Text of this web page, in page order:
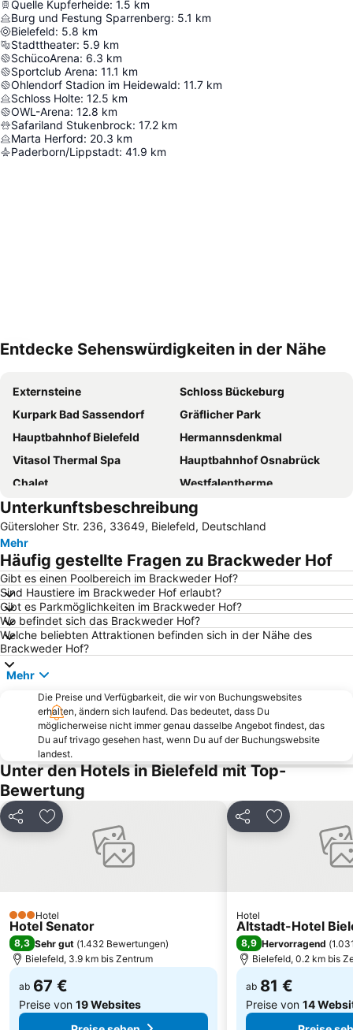
Quelle Kupferheide: 1.5 km
Burg und Festung Sparrenberg: 5.1 km
Bielefeld: 5.8 km
Stadttheater: 5.9 km
SchücoArena: 6.3 km
Sportclub Arena: 11.1 km
Ohlendorf Stadion im Heidewald: 11.7 km
Schloss Holte: 12.5 km
OWL-Arena: 12.8 km
Safariland Stukenbrock: 17.2 km
Marta Herford: 20.3 km
Paderborn/Lippstadt: 41.9 km
Entdecke Sehenswürdigkeiten in der Nähe
Externsteine
Schloss Bückeburg
Kurpark Bad Sassendorf
Gräflicher Park
Hauptbahnhof Bielefeld
Hermannsdenkmal
Vitasol Thermal Spa
Hauptbahnhof Osnabrück
Chalet
Westfalentherme
SoleTherme Bad Sassendorf
GOP Bad Oeynhausen
Messezentrum Bad Salzuflen
Wewelsburg
Flughafen Paderborn Lippstadt
OsnabrückHalle
Schlossgarten
Burg Sternberg
Bernstein
Hollywood- und Safari-Park
SalzGrotte
Paderborner Dom
Schiedersee
Hauptbahnhof Gütersloh
Bahnhof Minden
Potts Park
Stadtpalais
Bahnhof Herford
Schloß Neuhaus
Gut Sternholz
Seidenstickerhalle
Schüco-Arena
Sparrenburg
Bielefeld Airport
Bad Salzufler Weihnachtstraum
Adlerwarte Berlebeck
Landpartie Schloß Bückeburg
Osnabrücker Schloss
Naturpark Teutoburger Wald
Heiligenkirchen Bird Park
Four Seasons Park
MARTa Herford
Bahnhof Telgte
Unterkunftsbeschreibung
Gütersloher Str. 236, 33649, Bielefeld, Deutschland
Mehr
Häufig gestellte Fragen zu Brackweder Hof
Gibt es einen Poolbereich im Brackweder Hof?
Sind Haustiere im Brackweder Hof erlaubt?
Gibt es Parkmöglichkeiten im Brackweder Hof?
Wo befindet sich das Brackweder Hof?
Welche beliebten Attraktionen befinden sich in der Nähe des
Brackweder Hof?
Mehr
Die Preise und Verfügbarkeit, die wir von Buchungswebsites
erhalten, ändern sich laufend. Das bedeutet, dass Du
möglicherweise nicht immer genau dasselbe Angebot findest, das
Du auf trivago gesehen hast, wenn Du auf der Buchungswebsite
landest.
Unter den Hotels in Bielefeld mit Top-
Bewertung
Teilen Zu Favoriten hinzufügen
3 Sterne
Hotel
Hotel Senator
8,3 Sehr gut (1.432 Bewertungen)
Bielefeld, 3.9 km bis Zentrum
ab 67 €
Preise von 19 Websites
Teilen Zu Favoriten
Hotel
Altstadt-Hotel
8,9 Hervorragend (
Bielefeld, 0.2 km bis
ab 81 €
Preise von 14